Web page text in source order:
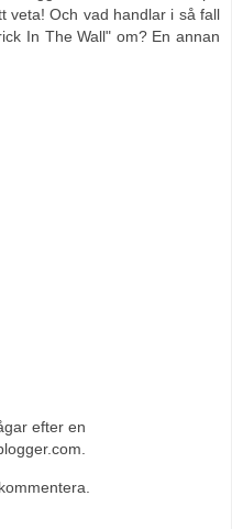
veta! Och vad handlar i så fall
In The Wall" om? En annan
efter en